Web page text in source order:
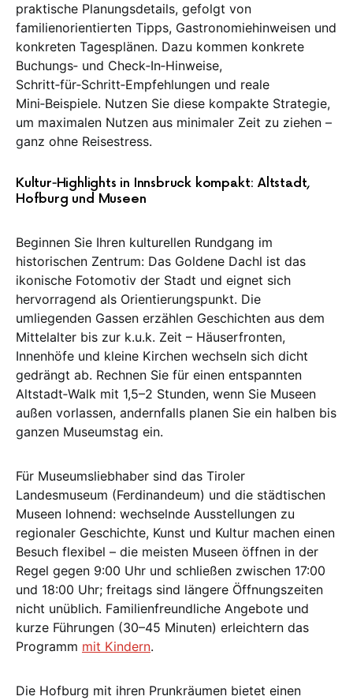
praktische Planungsdetails, gefolgt von
familienorientierten Tipps, Gastronomiehinweisen und
konkreten Tagesplänen. Dazu kommen konkrete
Buchungs‑ und Check‑In‑Hinweise,
Schritt‑für‑Schritt‑Empfehlungen und reale
Mini‑Beispiele. Nutzen Sie diese kompakte Strategie,
um maximalen Nutzen aus minimaler Zeit zu ziehen –
ganz ohne Reisestress.
Kultur‑Highlights in Innsbruck kompakt: Altstadt,
Hofburg und Museen
Beginnen Sie Ihren kulturellen Rundgang im
historischen Zentrum: Das Goldene Dachl ist das
ikonische Fotomotiv der Stadt und eignet sich
hervorragend als Orientierungspunkt. Die
umliegenden Gassen erzählen Geschichten aus dem
Mittelalter bis zur k.u.k. Zeit – Häuserfronten,
Innenhöfe und kleine Kirchen wechseln sich dicht
gedrängt ab. Rechnen Sie für einen entspannten
Altstadt‑Walk mit 1,5–2 Stunden, wenn Sie Museen
außen vorlassen, andernfalls planen Sie ein halben bis
ganzen Museumstag ein.
Für Museumsliebhaber sind das Tiroler
Landesmuseum (Ferdinandeum) und die städtischen
Museen lohnend: wechselnde Ausstellungen zu
regionaler Geschichte, Kunst und Kultur machen einen
Besuch flexibel – die meisten Museen öffnen in der
Regel gegen 9:00 Uhr und schließen zwischen 17:00
und 18:00 Uhr; freitags sind längere Öffnungszeiten
nicht unüblich. Familienfreundliche Angebote und
kurze Führungen (30–45 Minuten) erleichtern das
Programm mit Kindern.
Die Hofburg mit ihren Prunkräumen bietet einen